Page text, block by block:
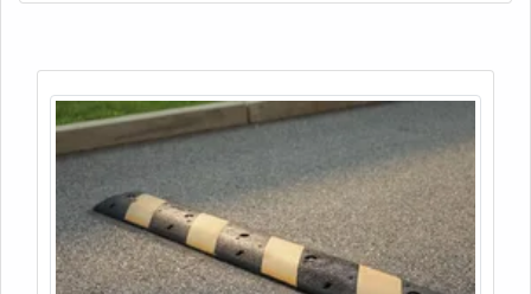
Espaço VIP, Sala de Imprensa, e infinitas